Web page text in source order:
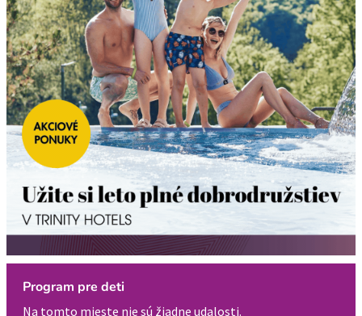
Program pre deti
Na tomto mieste nie sú žiadne udalosti.